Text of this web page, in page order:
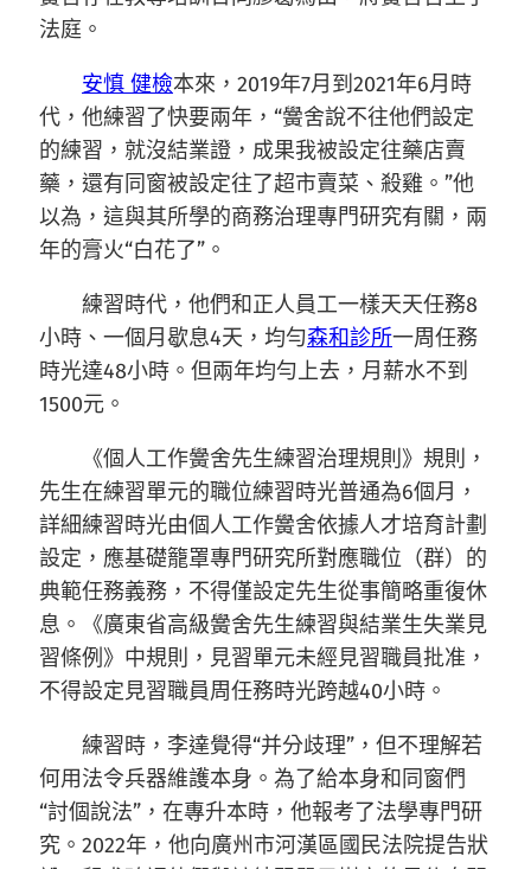
法庭。
安慎 健檢本來，2019年7月到2021年6月時
代，他練習了快要兩年，“黌舍說不往他們設定
的練習，就沒結業證，成果我被設定往藥店賣
藥，還有同窗被設定往了超市賣菜、殺雞。”他
以為，這與其所學的商務治理專門研究有關，兩
年的膏火“白花了”。
練習時代，他們和正人員工一樣天天任務8
小時、一個月歇息4天，均勻森和診所一周任務
時光達48小時。但兩年均勻上去，月薪水不到
1500元。
《個人工作黌舍先生練習治理規則》規則，
先生在練習單元的職位練習時光普通為6個月，
詳細練習時光由個人工作黌舍依據人才培育計劃
設定，應基礎籠罩專門研究所對應職位（群）的
典範任務義務，不得僅設定先生從事簡略重復休
息。《廣東省高級黌舍先生練習與結業生失業見
習條例》中規則，見習單元未經見習職員批准，
不得設定見習職員周任務時光跨越40小時。
練習時，李達覺得“并分歧理”，但不理解若
何用法令兵器維護本身。為了給本身和同窗們
“討個說法”，在專升本時，他報考了法學專門研
究。2022年，他向廣州市河漢區國民法院提告狀